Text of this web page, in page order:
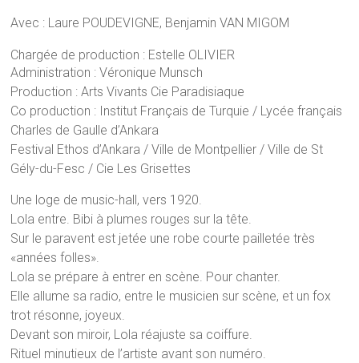
Avec : Laure POUDEVIGNE, Benjamin VAN MIGOM
Chargée de production : Estelle OLIVIER
Administration : Véronique Munsch
Production : Arts Vivants Cie Paradisiaque
Co production : Institut Français de Turquie / Lycée français
Charles de Gaulle d’Ankara
Festival Ethos d’Ankara / Ville de Montpellier / Ville de St
Gély-du-Fesc / Cie Les Grisettes
Une loge de music-hall, vers 1920.
Lola entre. Bibi à plumes rouges sur la tête.
Sur le paravent est jetée une robe courte pailletée très
«années folles».
Lola se prépare à entrer en scène. Pour chanter.
Elle allume sa radio, entre le musicien sur scène, et un fox
trot résonne, joyeux.
Devant son miroir, Lola réajuste sa coiffure.
Rituel minutieux de l’artiste avant son numéro.